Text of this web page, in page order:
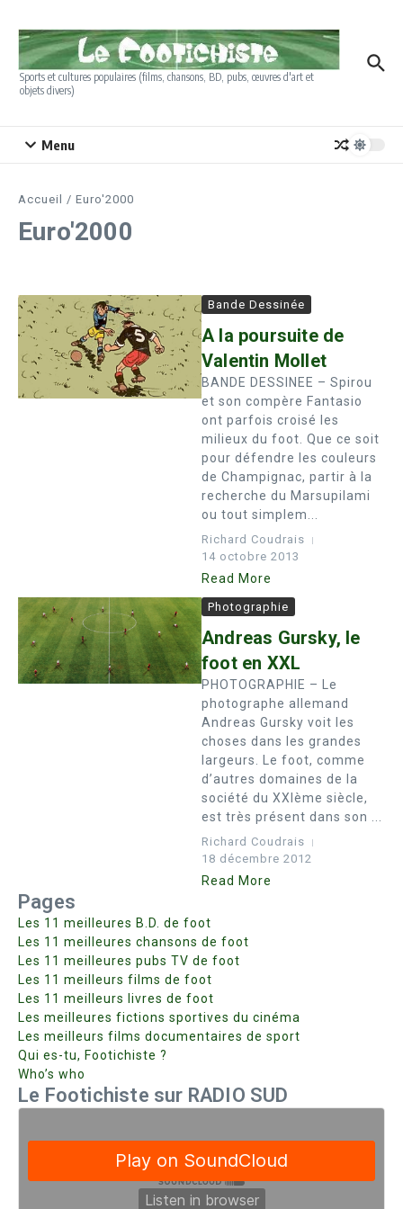
Sports et cultures populaires (films, chansons, BD, pubs, œuvres d'art et
objets divers)
Menu
Accueil / Euro'2000
Euro'2000
Bande Dessinée
A la poursuite de
Valentin Mollet
BANDE DESSINEE – Spirou
et son compère Fantasio
ont parfois croisé les
milieux du foot. Que ce soit
pour défendre les couleurs
de Champignac, partir à la
recherche du Marsupilami
ou tout simplem...
Richard Coudrais
14 octobre 2013
Read More
Photographie
Andreas Gursky, le
foot en XXL
PHOTOGRAPHIE – Le
photographe allemand
Andreas Gursky voit les
choses dans les grandes
largeurs. Le foot, comme
d’autres domaines de la
société du XXIème siècle,
est très présent dans son ...
Richard Coudrais
18 décembre 2012
Read More
Pages
Les 11 meilleures B.D. de foot
Les 11 meilleures chansons de foot
Les 11 meilleures pubs TV de foot
Les 11 meilleurs films de foot
Les 11 meilleurs livres de foot
Les meilleures fictions sportives du cinéma
Les meilleurs films documentaires de sport
Qui es-tu, Footichiste ?
Who’s who
Le Footichiste sur RADIO SUD